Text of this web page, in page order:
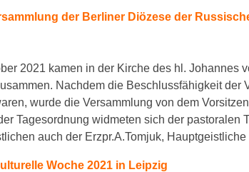
e
der Berliner Diözese der
2021 kamen in der Kirche des hl. Johannes
Nachdem die Beschlussfähigkeit der
wurde die Versammlung von dem
Tagesordnung widmeten sich der pastoralen
auch der Erzpr.A.Tomjuk,
Woche 2021 in Leipzig